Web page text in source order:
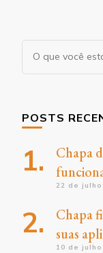
Procurando
algo?
POSTS
Chapa
22 de
Chapa
suas
10 de